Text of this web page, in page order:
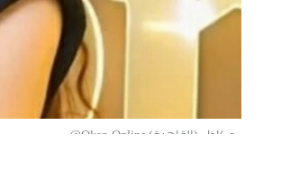
«عكاظ» (القاهرة) Okaz-Online@